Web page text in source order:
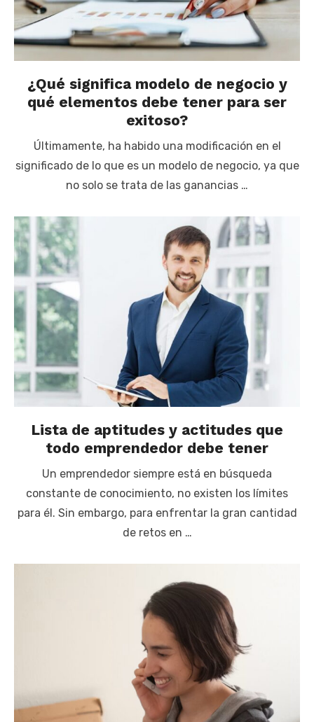
¿Qué significa modelo de negocio y
qué elementos debe tener para ser
exitoso?
Últimamente, ha habido una modificación en el
significado de lo que es un modelo de negocio, ya que
no solo se trata de las ganancias …
Lista de aptitudes y actitudes que
todo emprendedor debe tener
Un emprendedor siempre está en búsqueda
constante de conocimiento, no existen los límites
para él. Sin embargo, para enfrentar la gran cantidad
de retos en …